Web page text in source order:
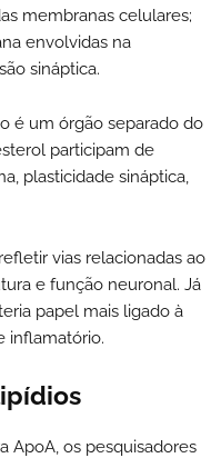
membranas celulares;
envolvidas na
sináptica.
é um órgão separado do
participam de
plasticidade sináptica,
vias relacionadas ao
e função neuronal. Já
papel mais ligado à
inflamatório.
ApoA, os pesquisadores